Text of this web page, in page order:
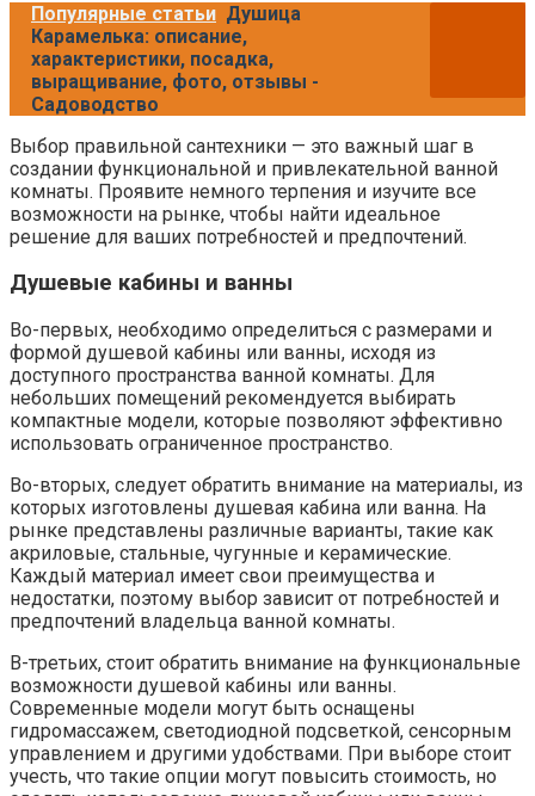
Популярные статьи Душица
Карамелька: описание,
характеристики, посадка,
выращивание, фото, отзывы -
Садоводство
Выбор правильной сантехники — это важный шаг в
создании функциональной и привлекательной ванной
комнаты. Проявите немного терпения и изучите все
возможности на рынке, чтобы найти идеальное
решение для ваших потребностей и предпочтений.
Душевые кабины и ванны
Во-первых, необходимо определиться с размерами и
формой душевой кабины или ванны, исходя из
доступного пространства ванной комнаты. Для
небольших помещений рекомендуется выбирать
компактные модели, которые позволяют эффективно
использовать ограниченное пространство.
Во-вторых, следует обратить внимание на материалы, из
которых изготовлены душевая кабина или ванна. На
рынке представлены различные варианты, такие как
акриловые, стальные, чугунные и керамические.
Каждый материал имеет свои преимущества и
недостатки, поэтому выбор зависит от потребностей и
предпочтений владельца ванной комнаты.
В-третьих, стоит обратить внимание на функциональные
возможности душевой кабины или ванны.
Современные модели могут быть оснащены
гидромассажем, светодиодной подсветкой, сенсорным
управлением и другими удобствами. При выборе стоит
учесть, что такие опции могут повысить стоимость, но